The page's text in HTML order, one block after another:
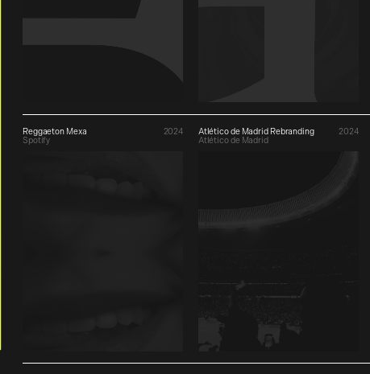
Reggaeton Mexa
2024
Spotify
Atlético de Madrid Rebranding
2024
Atlético de Madrid